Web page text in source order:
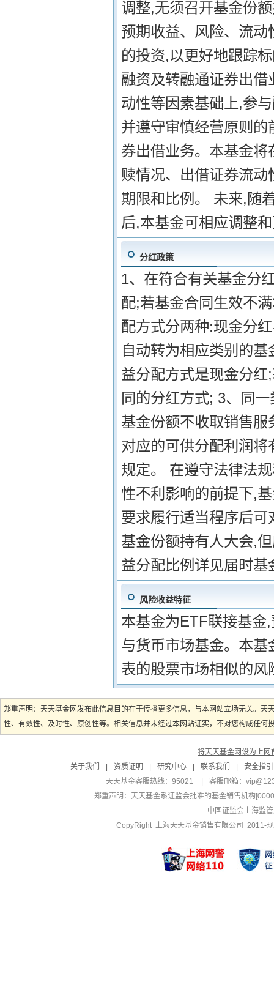
调整,无须召开基金份
预期收益、风险、流
的投资,以更好地跟踪
融资及转融通证券出
动性等因素基础上,参
并遵守审慎经营原则
券出借业务。本基金
赎情况、出借证券流
期限和比例。 未来,随
后,本基金可相应调整
分红政策
1、在符合有关基金分
配;若基金合同生效不
配方式分两种:现金分
自动转为相应类别的
益分配方式是现金分
同的分红方式; 3、同
基金份额不收取销售
对应的可供分配利润
规定。 在遵守法律法
性不利影响的前提下,
要求履行适当程序后
基金份额持有人大会,
益分配比例详见届时
风险收益特征
本基金为ETF联接基金
与货币市场基金。本
表的股票市场相似的风
郑重声明：天天基金网发布此信息目的在于传播更多信息，与本网站立场无关。
性、有效性、及时性、原创性等。相关信息并未经过本网站证实，不对您构成任
将天天基金网设为上网
关于我们
资质证明 研究中心 联系我们
安全指引
天天基金客服热线：95021
客服邮箱：
郑重声明： 天天基金系证监会批准的基金销售机构
中国证监会上海监
CopyRight 上海天天基金销售有限公司 2011-